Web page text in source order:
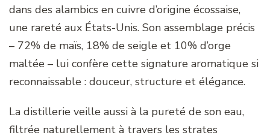
dans des alambics en cuivre d’origine écossaise,
une rareté aux États-Unis. Son assemblage précis
– 72% de maïs, 18% de seigle et 10% d’orge
maltée – lui confère cette signature aromatique si
reconnaissable : douceur, structure et élégance.
La distillerie veille aussi à la pureté de son eau,
filtrée naturellement à travers les strates